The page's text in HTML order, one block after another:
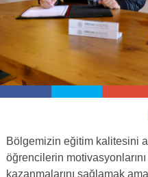
Bölgemizin eğitim kalitesini
öğrencilerin
kazanmalarını sağlamak